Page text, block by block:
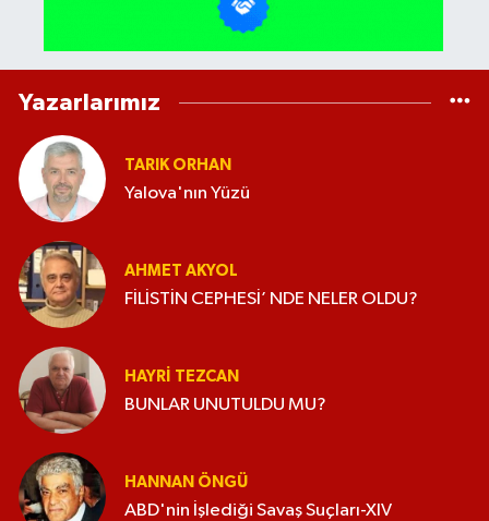
Yazarlarımız
TARIK ORHAN
Yalova'nın Yüzü
AHMET AKYOL
FİLİSTİN CEPHESİ’ NDE NELER OLDU?
HAYRI TEZCAN
BUNLAR UNUTULDU MU?
HANNAN ÖNGÜ
ABD'nin İşlediği Savaş Suçları-XIV